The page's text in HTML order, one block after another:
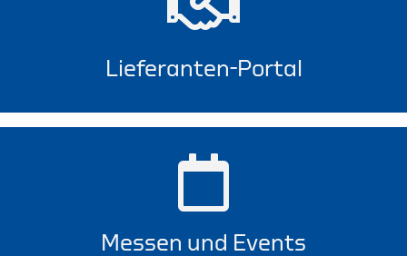
Lieferanten-Portal
Messen und Events